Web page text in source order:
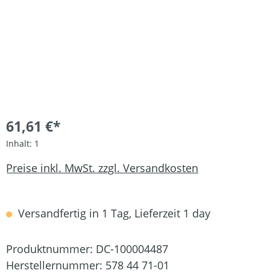
61,61 €*
Inhalt: 1
Preise inkl. MwSt. zzgl. Versandkosten
Versandfertig in 1 Tag, Lieferzeit 1 day
Produktnummer: DC-100004487
Herstellernummer: 578 44 71-01